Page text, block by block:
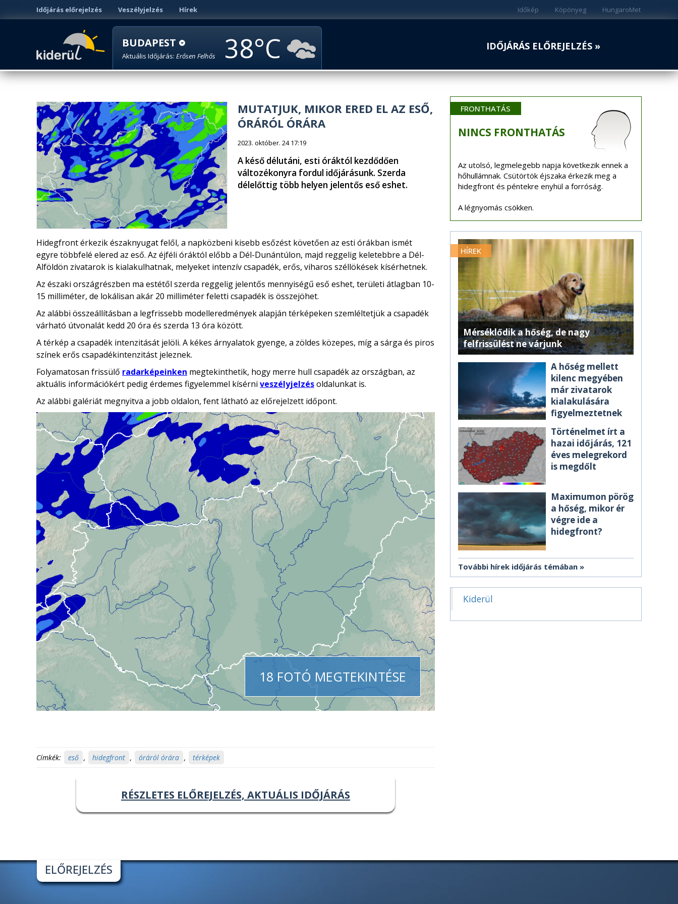
Időjárás előrejelzés Veszélyjelzés Hírek HungaroMet
Köpönyeg
Időkép
BUDAPEST
Aktuális Időjárás: Erősen Felhős 38 IDŐJÁRÁS ELŐREJELZÉS »
MUTATJUK, MIKOR ERED EL AZ ESŐ,
ÓRÁRÓL ÓRÁRA
2023. október. 24 17:19
A késő délutáni, esti óráktól kezdődően
változékonyra fordul időjárásunk. Szerda
délelőttig több helyen jelentős eső eshet.
Hidegfront érkezik északnyugat felől, a napközbeni kisebb esőzést követően az esti órákban ismét
egyre többfelé elered az eső. Az éjféli óráktól előbb a Dél-Dunántúlon, majd reggelig keletebbre a Dél-
Alföldön zivatarok is kialakulhatnak, melyeket intenzív csapadék, erős, viharos széllökések kísérhetnek.
Az északi országrészben ma estétől szerda reggelig jelentős mennyiségű eső eshet, területi átlagban 10-
15 milliméter, de lokálisan akár 20 milliméter feletti csapadék is összejöhet.
Az alábbi összeállításban a legfrissebb modelleredmények alapján térképeken szemléltetjük a csapadék
várható útvonalát kedd 20 óra és szerda 13 óra között.
A térkép a csapadék intenzitását jelöli. A kékes árnyalatok gyenge, a zöldes közepes, míg a sárga és piros
színek erős csapadékintenzitást jeleznek.
Folyamatosan frissülő radarképeinken megtekinthetik, hogy merre hull csapadék az országban, az
aktuális információkért pedig érdemes figyelemmel kísérni veszélyjelzésoldalunkat is.
Az alábbi galériát megnyitva a jobb oldalon, fent látható az előrejelzett időpont.
18 FOTÓ MEGTEKINTÉSE
Címkék: eső , hidegfront , óráról órára , térképek
RÉSZLETES ELŐREJELZÉS, AKTUÁLIS IDŐJÁRÁS
FRONTHATÁS
NINCS FRONTHATÁS
Az utolsó, legmelegebb napja következik ennek a
hőhullámnak. Csütörtök éjszaka érkezik meg a
hidegfront és péntekre enyhül a forróság.
A légnyomás csökken.
HÍREK
Mérséklődik a hőség, de nagy
felfrissülést ne várjunk
A hőség mellett
kilenc megyében
már zivatarok
kialakulására
figyelmeztetnek
Történelmet írt a
hazai időjárás, 121
éves melegrekord
is megdőlt
Maximumon pörög
a hőség, mikor ér
végre ide a
hidegfront?
További hírek időjárás témában
Kiderül
ELŐREJELZÉS